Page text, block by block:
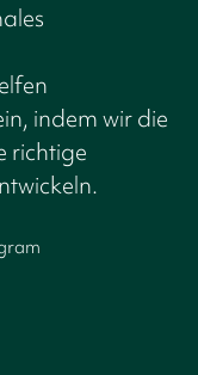
indem wir die
richtige